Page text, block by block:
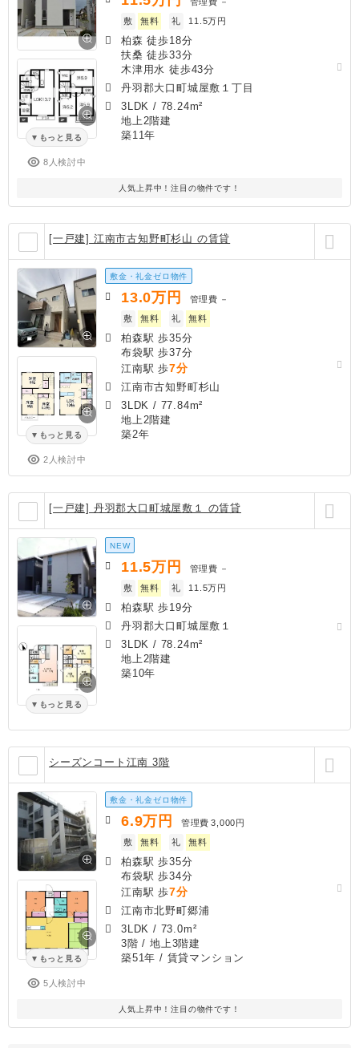
もっと見る
8人検討中
敷
無料 礼 11.5万円
柏森 徒歩18分
扶桑 徒歩33分
木津用水 徒歩43分
丹羽郡大口町城屋敷１丁目
3LDK / 78.24m²
地上2階建
築11年
人気上昇中！注目の物件です！
[一戸建] 江南市古知野町杉山 の賃貸
もっと見る
2人検討中
敷金・礼金ゼロ物件
13.0万円 管理費 －
敷
無料 礼 無料
柏森駅 歩35分
布袋駅 歩37分
江南駅 歩7分
江南市古知野町杉山
3LDK / 77.84m²
地上2階建
築2年
[一戸建] 丹羽郡大口町城屋敷１ の賃貸
もっと見る
NEW
11.5万円 管理費 －
敷
無料 礼 11.5万円
柏森駅 歩19分
丹羽郡大口町城屋敷１
3LDK / 78.24m²
地上2階建
築10年
シーズンコート江南 3階
もっと見る
5人検討中
敷金・礼金ゼロ物件
6.9万円 管理費 3,000円
敷
無料 礼 無料
柏森駅 歩35分
布袋駅 歩34分
江南駅 歩7分
江南市北野町郷浦
3LDK / 73.0m²
3階 / 地上3階建
築51年 / 賃貸マンション
人気上昇中！注目の物件です！